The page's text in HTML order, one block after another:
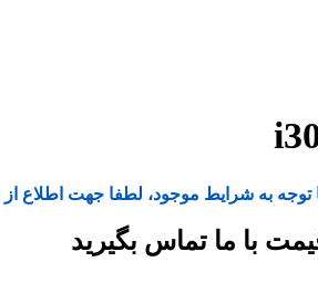
توجه به شرایط موجود، لطفا جهت اطلاع
با ما تماس بگیرید